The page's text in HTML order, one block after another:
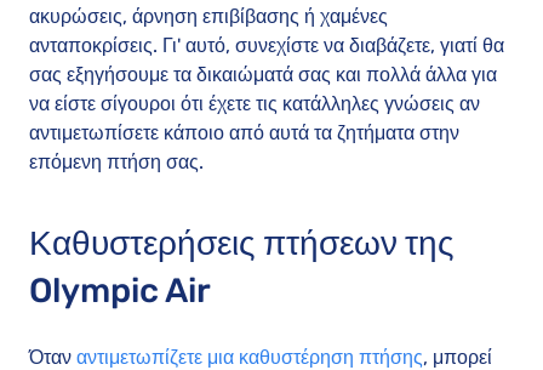
ακυρώσεις, άρνηση επιβίβασης ή χαμένες
ανταποκρίσεις. Γι' αυτό, συνεχίστε να διαβάζετε, γιατί θα
σας εξηγήσουμε τα δικαιώματά σας και πολλά άλλα για
να είστε σίγουροι ότι έχετε τις κατάλληλες γνώσεις αν
αντιμετωπίσετε κάποιο από αυτά τα ζητήματα στην
επόμενη πτήση σας.
Καθυστερήσεις πτήσεων της
Olympic Air
Όταν αντιμετωπίζετε μια καθυστέρηση πτήσης, μπορεί